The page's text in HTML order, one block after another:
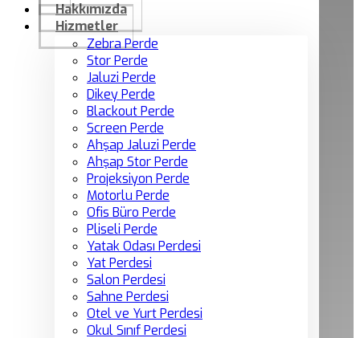
Hakkımızda
Hizmetler
Zebra Perde
Stor Perde
Jaluzi Perde
Dikey Perde
Blackout Perde
Screen Perde
Ahşap Jaluzi Perde
Ahşap Stor Perde
Projeksiyon Perde
Motorlu Perde
Ofis Büro Perde
Pliseli Perde
Yatak Odası Perdesi
Yat Perdesi
Salon Perdesi
Sahne Perdesi
Otel ve Yurt Perdesi
Okul Sınıf Perdesi